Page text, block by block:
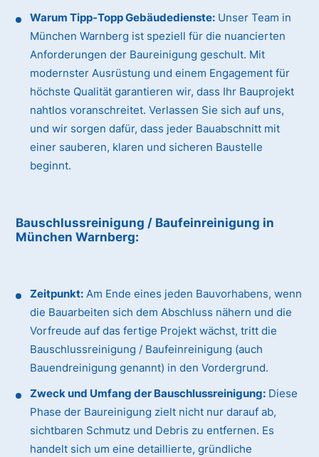
Warum Tipp-Topp Gebäudedienste: Unser Team in
München Warnberg ist speziell für die nuancierten
Anforderungen der Baureinigung geschult. Mit
modernster Ausrüstung und einem Engagement für
höchste Qualität garantieren wir, dass Ihr Bauprojekt
nahtlos voranschreitet. Verlassen Sie sich auf uns,
und wir sorgen dafür, dass jeder Bauabschnitt mit
einer sauberen, klaren und sicheren Baustelle
beginnt.
Bauschlussreinigung / Baufeinreinigung in
München Warnberg:
Zeitpunkt: Am Ende eines jeden Bauvorhabens, wenn
die Bauarbeiten sich dem Abschluss nähern und die
Vorfreude auf das fertige Projekt wächst, tritt die
Bauschlussreinigung / Baufeinreinigung (auch
Bauendreinigung genannt) in den Vordergrund.
Zweck und Umfang der Bauschlussreinigung: Diese
Phase der Baureinigung zielt nicht nur darauf ab,
sichtbaren Schmutz und Debris zu entfernen. Es
handelt sich um eine detaillierte, gründliche